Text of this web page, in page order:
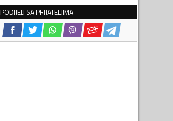
PODIJELI SA PRIJATELJIMA